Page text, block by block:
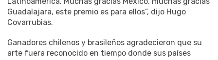
Covarrubias.
Ganadores chilenos y brasileños agradecieron que su
tienen castigada la cultura y es difícil filmar.